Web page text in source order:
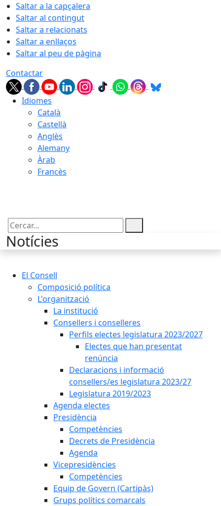
Saltar a la capçalera
Saltar al contingut
Saltar a relacionats
Saltar a enllaços
Saltar al peu de pàgina
Contactar
Idiomes
Català
Castellà
Anglès
Alemany
Àrab
Francès
Cercar:
Notícies
El Consell
Composició política
L'organització
La institució
Consellers i conselleres
Perfils electes legislatura 2023/2027
Electes que han presentat
renúncia
Declaracions i informació
consellers/es legislatura 2023/27
Legislatura 2019/2023
Agenda electes
Presidència
Competències
Decrets de Presidència
Agenda
Vicepresidències
Competències
Equip de Govern (Cartipàs)
Grups polítics comarcals